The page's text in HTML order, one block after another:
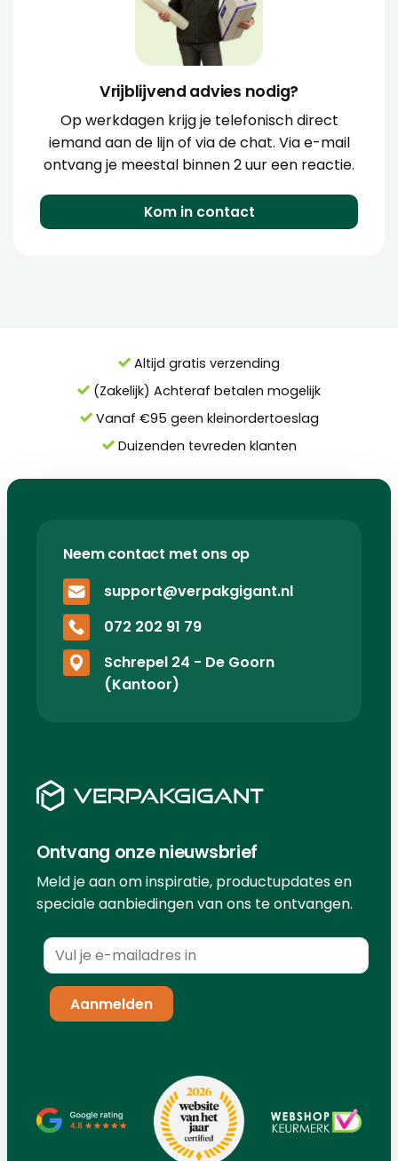
Vrijblijvend advies nodig?
Op werkdagen krijg je telefonisch direct
iemand aan de lijn of via de chat. Via e-mail
ontvang je meestal binnen 2 uur een reactie.
Kom in contact
Altijd gratis verzending
(Zakelijk) Achteraf betalen mogelijk
Vanaf €95 geen kleinordertoeslag
Duizenden tevreden klanten
Neem contact met ons op
support@verpakgigant.nl
072 202 91 79
Schrepel 24 - De Goorn
(Kantoor)
Ontvang onze nieuwsbrief
Meld je aan om inspiratie, productupdates en
speciale aanbiedingen van ons te ontvangen.